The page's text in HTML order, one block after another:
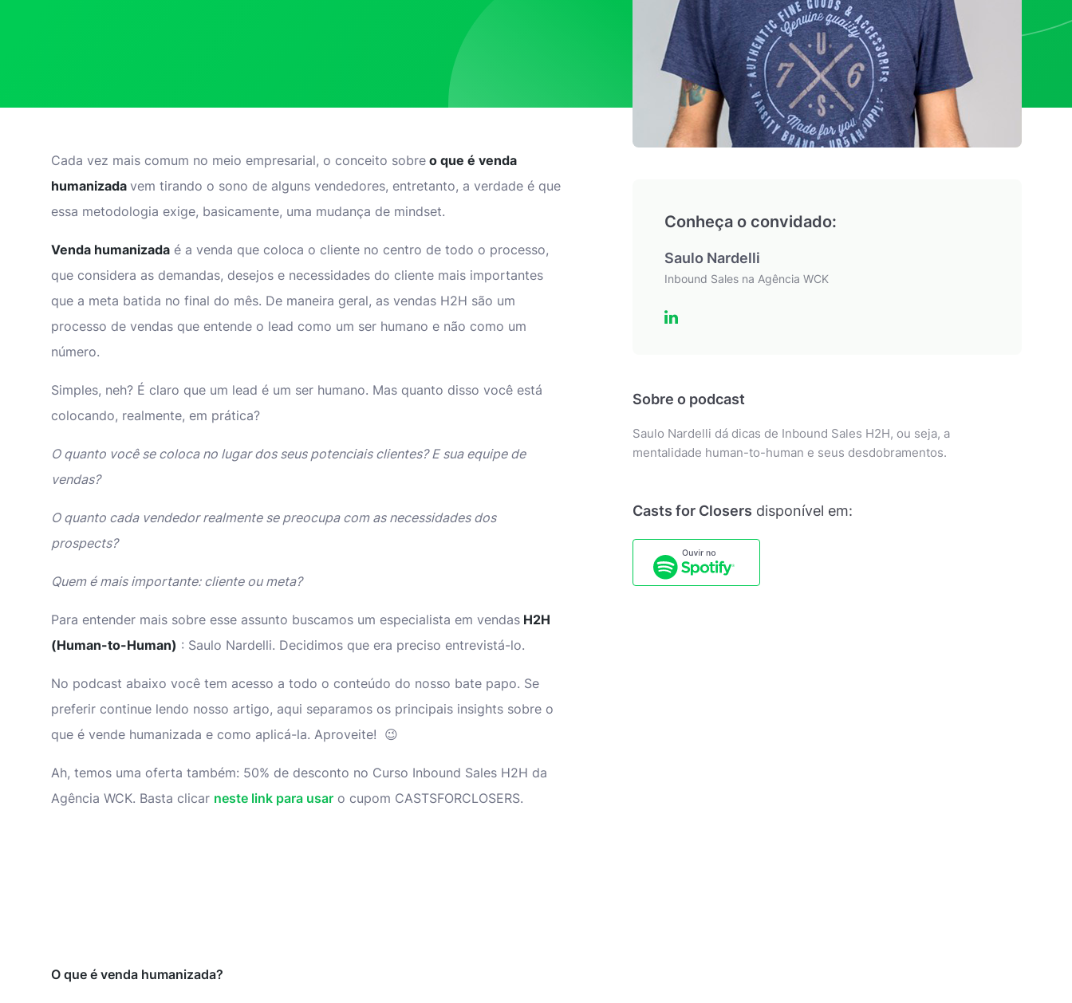
Cada vez mais comum no meio empresarial, o conceito sobreo que é venda
humanizada vem tirando o sono de alguns vendedores, entretanto, a verdade é que
essa metodologia exige, basicamente, uma mudança de mindset.
Venda humanizadaé a venda que coloca o cliente no centro de todo o processo,
que considera as demandas, desejos e necessidades do cliente mais importantes
que a meta batida no final do mês. De maneira geral, as vendas H2H são um
processo de vendas que entende o lead como um ser humano e não como um
número.
Simples, neh? É claro que um lead é um ser humano. Mas quanto disso você está
colocando, realmente, em prática?
O quanto você se coloca no lugar dos seus potenciais clientes? E sua equipe de
vendas?
O quanto cada vendedor realmente se preocupa com as necessidades dos
prospects?
Quem é mais importante: cliente ou meta?
Para entender mais sobre esse assunto buscamos um especialista em vendasH2H
(Human-to-Human) : Saulo Nardelli. Decidimos que era preciso entrevistá-lo.
No podcast abaixo você tem acesso a todo o conteúdo do nosso bate papo. Se
preferir continue lendo nosso artigo, aqui separamos os principais insights sobre o
que é vende humanizada e como aplicá-la. Aproveite! 😉
Ah, temos uma oferta também: 50% de desconto no Curso Inbound Sales H2H da
Agência WCK. Basta clicar neste link para usaro cupom CASTSFORCLOSERS.
O que é venda humanizada?
Conheça o convidado:
Saulo Nardelli
Inbound Sales na Agência WCK
Sobre o podcast
Saulo Nardelli dá dicas de Inbound Sales H2H, ou seja, a
mentalidade human-to-human e seus desdobramentos.
Casts for Closers disponível em: